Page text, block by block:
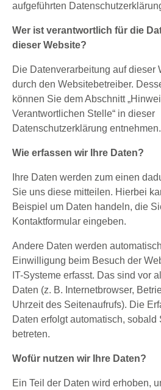
aufgeführten
Wer ist verantwortlich für die
dieser Website?
Die Datenverarbeitung auf dieser
durch den Websitebetreiber.
können Sie dem Abschnitt
Verantwortlichen Stelle“ in dieser
Datenschutzerklärung entnehmen.
Wie erfassen wir Ihre Daten?
Ihre Daten werden zum einen
Sie uns diese mitteilen. Hierbei
Beispiel um Daten handeln, die
Kontaktformular eingeben.
Andere Daten werden
Einwilligung beim Besuch der
IT-Systeme erfasst. Das sind vor
Daten (z. B. Internetbrowser,
Uhrzeit des Seitenaufrufs). Die
Daten erfolgt automatisch, sobald
betreten.
Wofür nutzen wir Ihre Daten?
Ein Teil der Daten wird erhoben,